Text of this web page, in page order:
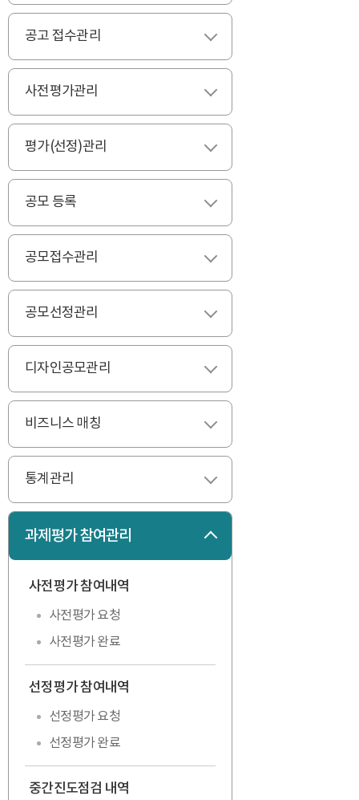
공고 접수관리
사전평가관리
평가(선정)관리
공모 등록
공모접수관리
공모선정관리
디자인공모관리
비즈니스 매칭
통계관리
과제평가 참여관리
사전평가 참여내역
사전평가 요청
사전평가 완료
선정평가 참여내역
선정평가 요청
선정평가 완료
중간진도점검 내역